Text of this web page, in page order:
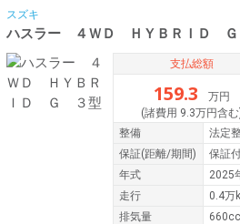
スズキ
ハスラー ４ＷＤ ＨＹＢＲＩＤ
支払総額
159.3
万円
(諸費用 9.3万円含む
整備
法定
保証(距離/期間) 保証
年式
2025
走行
0.4万
排気量
660cc